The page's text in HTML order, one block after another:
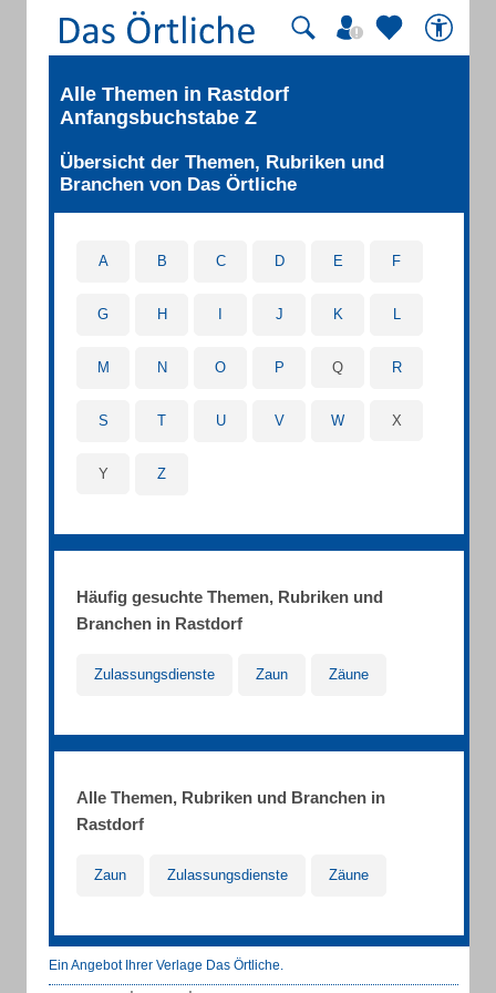
Alle Themen in Rastdorf
Anfangsbuchstabe Z
Übersicht der Themen, Rubriken und
Branchen von Das Örtliche
A B C D E F
G H J K L
M N O P Q R
S T U V W X
Y Z
Häufig gesuchte Themen, Rubriken und
Branchen in Rastdorf
Zulassungsdienste Zaun Zäune
Alle Themen, Rubriken und Branchen in
Rastdorf
Zaun Zulassungsdienste Zäune
Ein Angebot Ihrer Verlage Das Örtliche.